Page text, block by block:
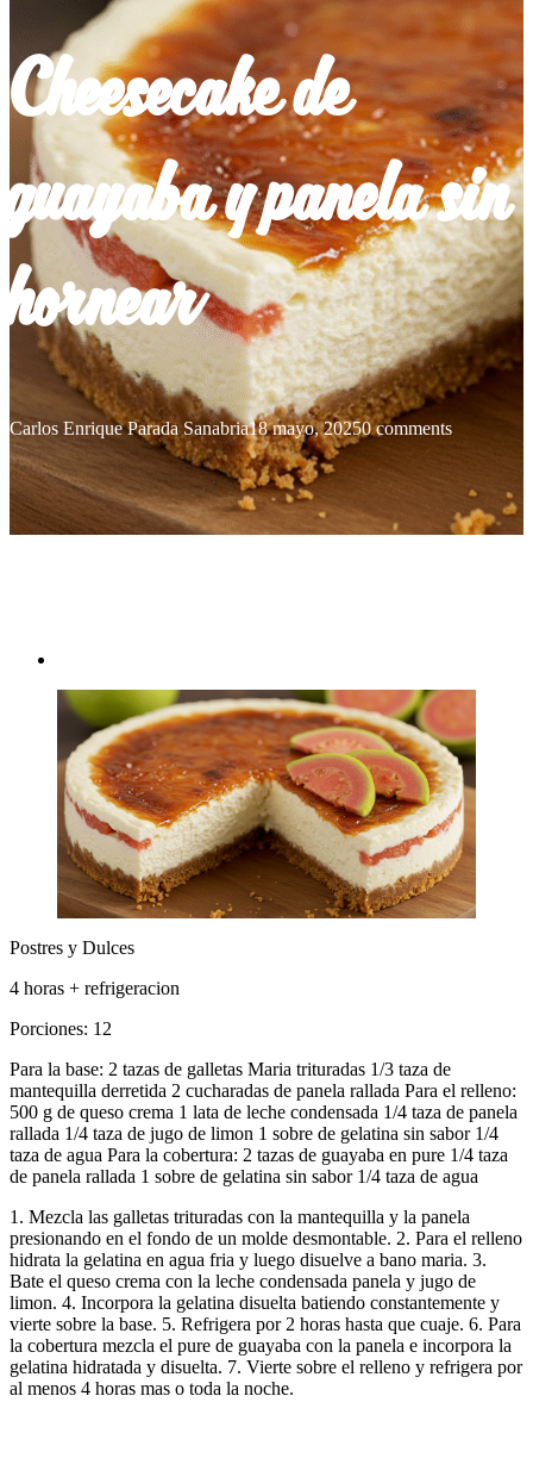
Cheesecake de
guayaba y panela sin
hornear
Carlos Enrique Parada Sanabria18 mayo, 20250 comments
Postres y Dulces
4 horas + refrigeracion
Porciones: 12
Para la base: 2 tazas de galletas Maria trituradas 1/3 taza de
mantequilla derretida 2 cucharadas de panela rallada Para el relleno:
500 g de queso crema 1 lata de leche condensada 1/4 taza de panela
rallada 1/4 taza de jugo de limon 1 sobre de gelatina sin sabor 1/4
taza de agua Para la cobertura: 2 tazas de guayaba en pure 1/4 taza
de panela rallada 1 sobre de gelatina sin sabor 1/4 taza de agua
1. Mezcla las galletas trituradas con la mantequilla y la panela
presionando en el fondo de un molde desmontable. 2. Para el relleno
hidrata la gelatina en agua fria y luego disuelve a bano maria. 3.
Bate el queso crema con la leche condensada panela y jugo de
limon. 4. Incorpora la gelatina disuelta batiendo constantemente y
vierte sobre la base. 5. Refrigera por 2 horas hasta que cuaje. 6. Para
la cobertura mezcla el pure de guayaba con la panela e incorpora la
gelatina hidratada y disuelta. 7. Vierte sobre el relleno y refrigera por
al menos 4 horas mas o toda la noche.